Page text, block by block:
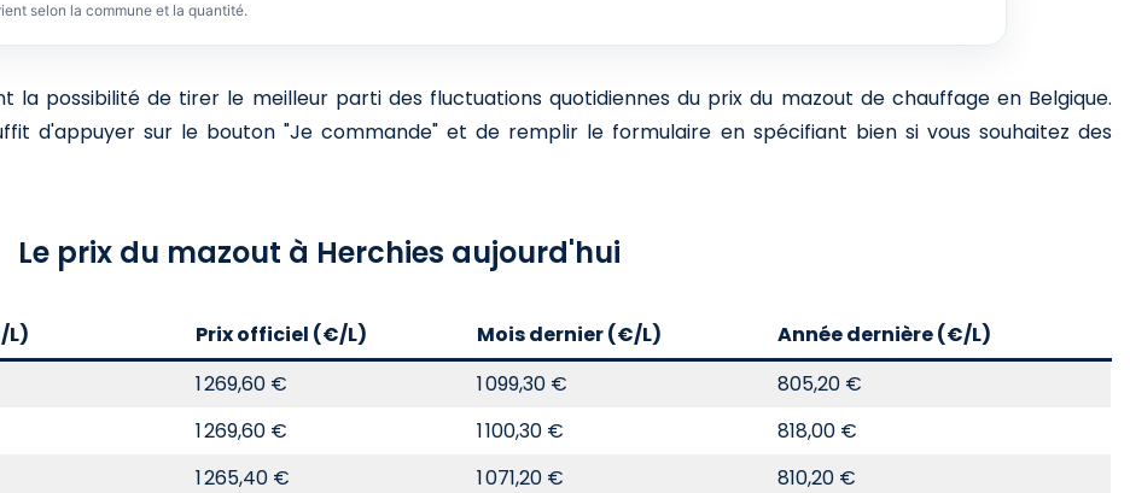
selon la commune et la quantité.
la possibilité de tirer le meilleur parti des fluctuations quotidiennes du prix du mazout de chauffage en Belgique.
d'appuyer sur le bouton "Je commande" et de remplir le formulaire en spécifiant bien si vous souhaitez des
Le prix du mazout à Herchies aujourd'hui
L) Prix officiel (€/L) Mois dernier (€/L)
Année dernière (€/L)
1 269,60 € 1 099,30 €
805,20 €
1 269,60 € 1 100,30 €
818,00 €
1 265,40 € 1 071,20 €
810,20 €